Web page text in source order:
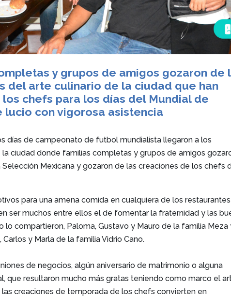
y grupos de amigos gozaron de
del arte culinario de la ciudad que han
chefs para los días del Mundial de
lucio con vigorosa asistencia
días de campeonato de futbol mundialista llegaron a los
la ciudad donde familias completas y grupos de amigos
Mexicana y gozaron de las creaciones de los chefs
para una amena comida en cualquiera de los
ser muchos entre ellos el de fomentar la fraternidad y las
lo compartieron, Paloma, Gustavo y Mauro de la familia Meza
Carlos y Marla de la familia Vidrio Cano.
de negocios, algún aniversario de matrimonio o alguna
que resultaron mucho más gratas teniendo como marco el
creaciones de temporada de los chefs convierten en